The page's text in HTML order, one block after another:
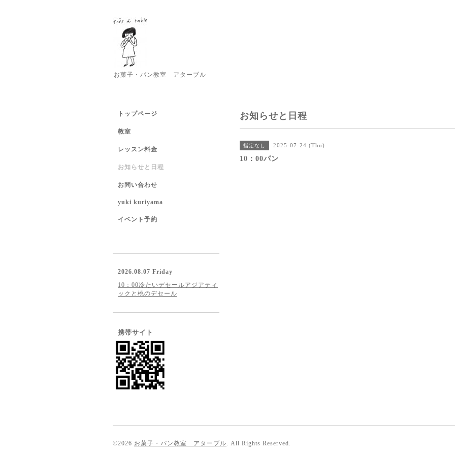
お菓子・パン教室 アターブル
お知らせと日程
指定なし 2025-07-24 (Thu)
10：00パン
トップページ
教室
レッスン料金
お知らせと日程
お問い合わせ
yuki kuriyama
イベント予約
2026.08.07 Friday
10：00冷たいデセールアジアティ
ックと桃のデセール
携帯サイト
©2026 お菓子・パン教室 アターブル. All Rights Reserved.